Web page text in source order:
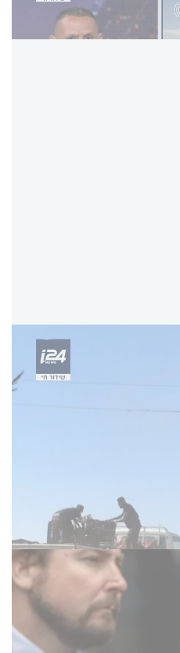
סמוך ליישוב
יוצאים מהבית כדי
על האנטישמיות באו"ם:
מתחת לבתי החולים"